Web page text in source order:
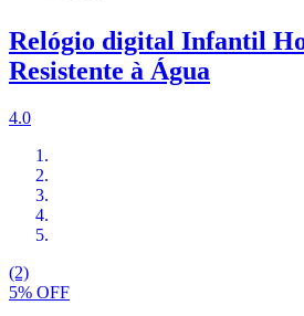
Relógio digital Infantil
Resistente à Água
4.0
(2)
5% OFF